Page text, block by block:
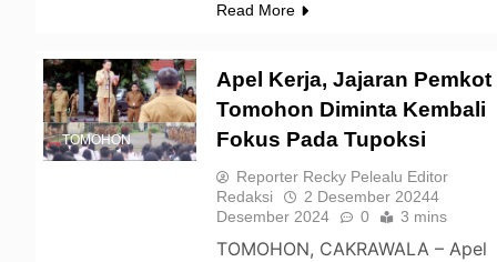
Read More
TOMOHON
Apel Kerja, Jajaran Pemkot
Tomohon Diminta Kembali
Fokus Pada Tupoksi
Reporter Recky Pelealu Editor
Redaksi
2 Desember 20244
Desember 2024
0 3 mins
TOMOHON, CAKRAWALA – Apel